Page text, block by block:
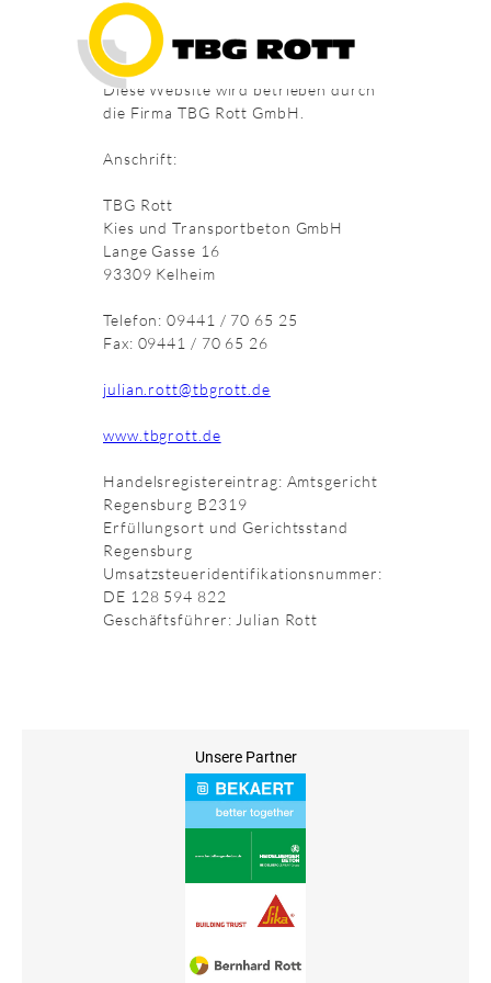
IMPRESSUM
Diese Website wird betrieben durch
die Firma TBG Rott GmbH.
Anschrift:
TBG Rott
Kies und Transportbeton GmbH
Lange Gasse 16
93309 Kelheim
Telefon: 09441 / 70 65 25
Fax: 09441 / 70 65 26
julian.rott@tbgrott.de
www.tbgrott.de
Handelsregistereintrag: Amtsgericht
Regensburg B2319
Erfüllungsort und Gerichtsstand
Regensburg
Umsatzsteueridentifikationsnummer:
DE 128 594 822
Geschäftsführer: Julian Rott
Unsere Partner